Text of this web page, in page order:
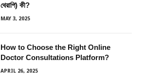
থেরাপি) কী?
MAY 3, 2025
How to Choose the Right Online
Doctor Consultations Platform?
APRIL 26, 2025